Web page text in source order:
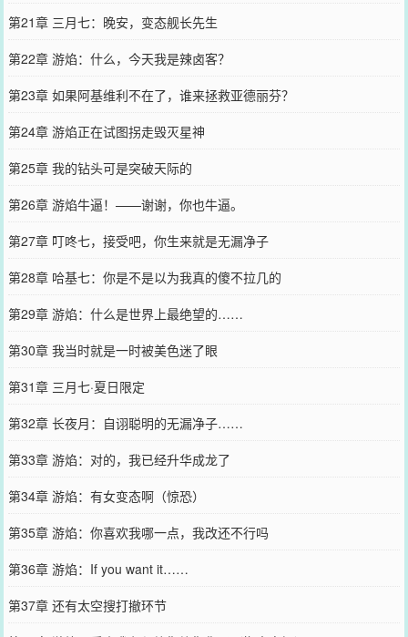
第21章 三月七：晚安，变态舰长先生
第22章 游焰：什么，今天我是辣卤客？
第23章 如果阿基维利不在了，谁来拯救亚德丽芬？
第24章 游焰正在试图拐走毁灭星神
第25章 我的钻头可是突破天际的
第26章 游焰牛逼！——谢谢，你也牛逼。
第27章 叮咚七，接受吧，你生来就是无漏净子
第28章 哈基七：你是不是以为我真的傻不拉几的
第29章 游焰：什么是世界上最绝望的……
第30章 我当时就是一时被美色迷了眼
第31章 三月七·夏日限定
第32章 长夜月：自诩聪明的无漏净子……
第33章 游焰：对的，我已经升华成龙了
第34章 游焰：有女变态啊（惊恐）
第35章 游焰：你喜欢我哪一点，我改还不行吗
第36章 游焰：If you want it……
第37章 还有太空搜打撤环节